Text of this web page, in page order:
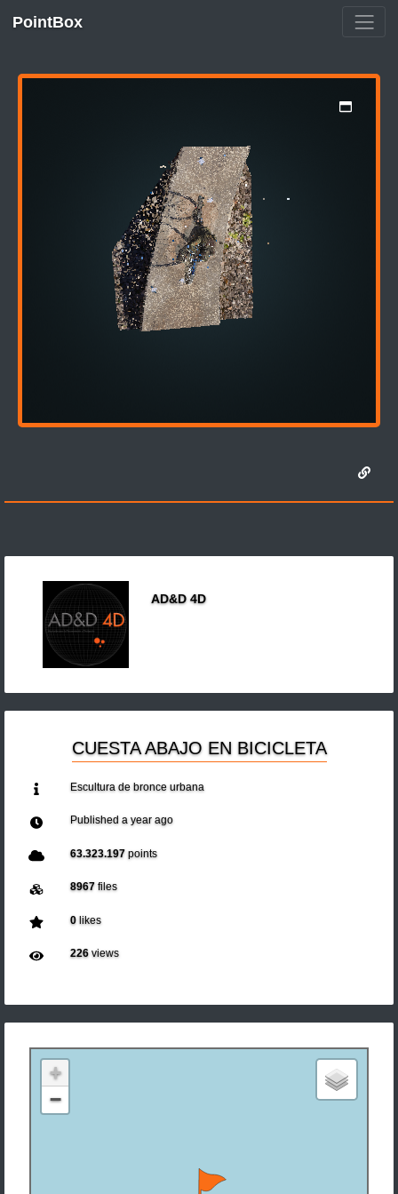
PointBox
AD&D 4D
CUESTA ABAJO EN BICICLETA
Escultura de bronce urbana
Published a year ago
63.323.197points
8967files
0likes
226views
+
−